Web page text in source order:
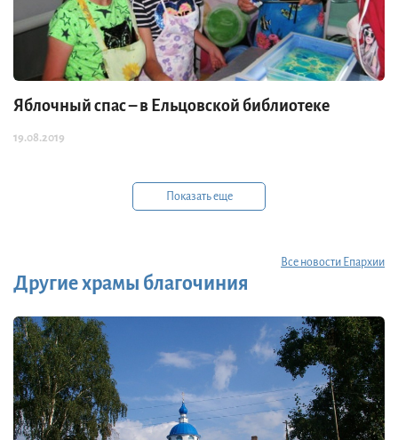
Яблочный спас – в Ельцовской библиотеке
19.08.2019
Показать еще
Все новости Епархии
Другие храмы благочиния